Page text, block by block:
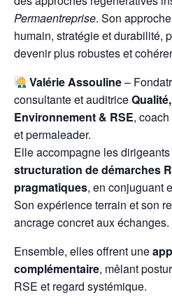
Permaentreprise. Son
humain, stratégie et durabilité,
devenir plus robustes et
Valérie Assouline–
consultante et auditrice
Environnement & RSE,
et permaleader.
Elle accompagne les
structuration de démarches
pragmatiques, en conjuguant
Son expérience terrain et son
ancrage concret aux échanges.
Ensemble, elles offrent une
complémentaire, mêlant
RSE et regard systémique.